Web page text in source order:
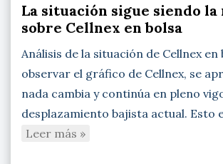
La situación sigue siendo la
sobre Cellnex en bolsa
Análisis de la situación de Cellnex en
observar el gráfico de Cellnex, se
nada cambia y continúa en pleno
desplazamiento bajista actual. Esto
Leer más »